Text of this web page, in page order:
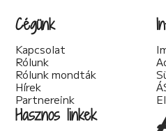
Cégünk
Kapcsolat
Rólunk
Rólunk mondták
Hírek
Partnereink
Hasznos linkek